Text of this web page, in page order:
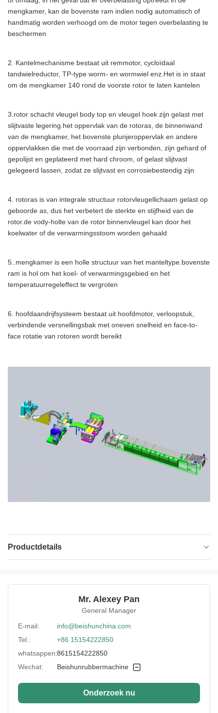
mengkamer, kan de bovenste ram indien nodig automatisch of
handmatig worden verhoogd om de motor tegen overbelasting te
beschermen
2. Kantelmechanisme bestaat uit remmotor, cycloïdaal
tandwielreductor, TP-type worm- en wormwiel enz.Het is in staat
om de mengkamer 140 rond de voorste rotor te laten kantelen
3.rotor schacht vleugel body top en vleugel hoek zijn gelast met
slijtvaste legering.het oppervlak van de rotoras, de binnenwand
van de mengkamer, het bovenste plunjeroppervlak en andere
oppervlakken die met de voorraad zijn verbonden, zijn gehard of
gepolijst en geplateerd met hard chroom, of gelast slijtvast
gelegeerd lassen, zodat ze slijtvast en corrosiebestendig zijn
4. rotoras is van integrale structuur rotorvleugellichaam gelast op
geboorde as, dus het verbetert de sterkte en stijfheid van de
rotor.de vody-holte van de rotor binnenvleugel kan door het
koelwater of de verwarmingsstoom worden gehaald
5..mengkamer is een holle structuur van het manteltype.bovenste
ram is hol om het koel- of verwarmingsgebied en het
temperatuurregeleffect te vergroten
6. hoofdaandrijfsysteem bestaat uit hoofdmotor, verloopstuk,
verbindende versnellingsbak met oneven snelheid en face-to-
face rotatie van rotoren wordt bereikt
Productdetails
PLC-besturing
Warranty: 2 jaar
Applicable
Productiefabriek
PLC Controle Rubber Kneder Machine
Mr. Alexey Pan
General Manager
E-mail:
info@beishunchina.com
Tel.:
+86 15154222850
whatsappen:8615154222850
Wechat:
Beishunrubbermachine
Onderzoek nu